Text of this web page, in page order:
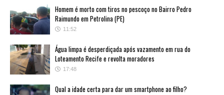
Homem é morto com tiros no pescoço no Bairro Pedro
Raimundo em Petrolina (PE)
11:52
Água limpa é desperdiçada após vazamento em rua do
Loteamento Recife e revolta moradores
17:48
Qual a idade certa para dar um smartphone ao filho?